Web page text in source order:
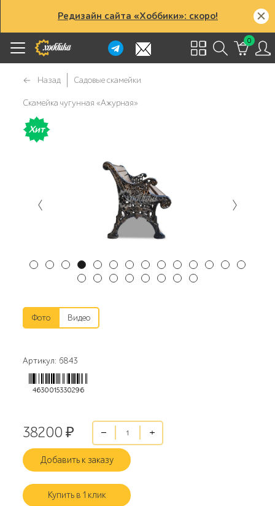
Редизайн сайта «Хоббики»: скоро!
0
Назад Садовые скамейки
Скамейка чугунная «Ажурная»
Хит
Фото Видео
Артикул: 6843
4630015330296
38200 ₽
Добавить к заказу
Купить в 1 клик